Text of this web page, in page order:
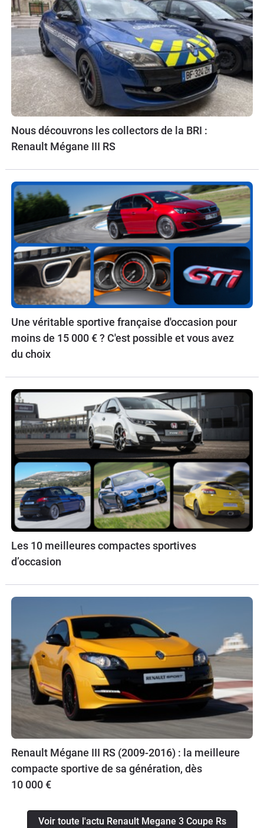
Nous découvrons les collectors de la BRI :
Renault Mégane III RS
Une véritable sportive française d'occasion pour
moins de 15 000 € ? C'est possible et vous avez
du choix
Les 10 meilleures compactes sportives
d’occasion
Renault Mégane III RS (2009-2016) : la meilleure
compacte sportive de sa génération, dès
10 000 €
Voir toute l'actu Renault Megane 3 Coupe Rs